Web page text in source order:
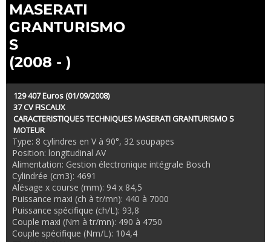
MASERATI
GRANTURISMO
S
(2008 - )
129 407 Euros (01/09/2008)
37 CV FISCAUX
CARACTERISTIQUES TECHNIQUES MASERATI GRANTURISMO S
MOTEUR
Type: 8 cylindres en V à 90°, 32 soupapes
Position: longitudinal AV
Alimentation: Gestion électronique intégrale Bosch
Cylindrée (cm3): 4691
Alésage x course (mm): 94 x 84,5
Puissance maxi (ch à tr/mn): 440 à 7000
Puissance spécifique (ch/L): 93,8
Couple maxi (Nm à tr/mn): 490 à 4750
Couple spécifique (Nm/L): 104,4